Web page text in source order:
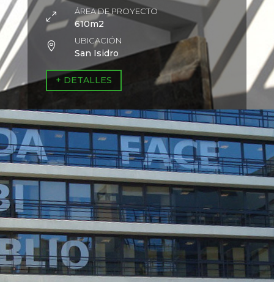
0 ÁREA DE PROYECTO
610m2

UBICACIÓN
San Isidro
+ DETALLES